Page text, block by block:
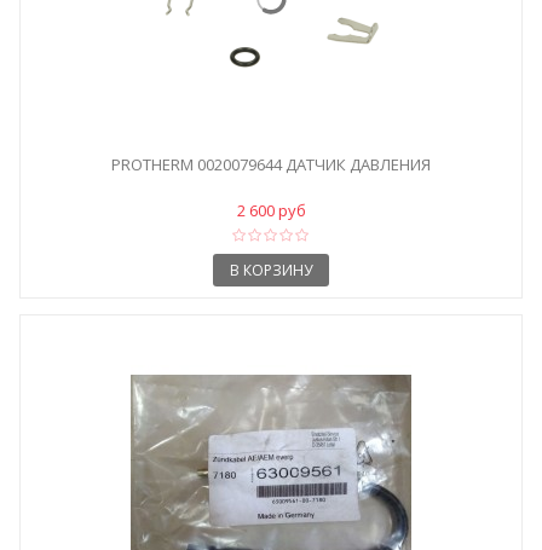
PROTHERM 0020079644 ДАТЧИК ДАВЛЕНИЯ
2 600 руб
В КОРЗИНУ